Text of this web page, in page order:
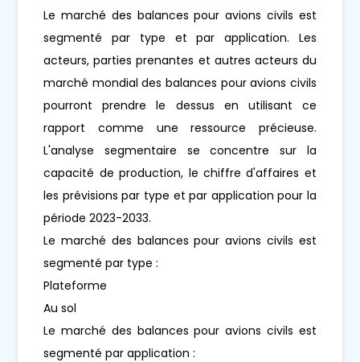
Le marché des balances pour avions civils est
segmenté par type et par application. Les
acteurs, parties prenantes et autres acteurs du
marché mondial des balances pour avions civils
pourront prendre le dessus en utilisant ce
rapport comme une ressource précieuse.
L'analyse segmentaire se concentre sur la
capacité de production, le chiffre d'affaires et
les prévisions par type et par application pour la
période 2023-2033.
Le marché des balances pour avions civils est
segmenté par type :
Plateforme
Au sol
Le marché des balances pour avions civils est
segmenté par application :